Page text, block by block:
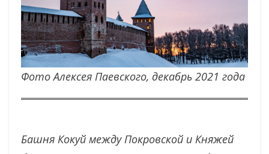
Фото Алексея Паевского, декабрь 2021 года
Башня Кокуй между Покровской и Княжей